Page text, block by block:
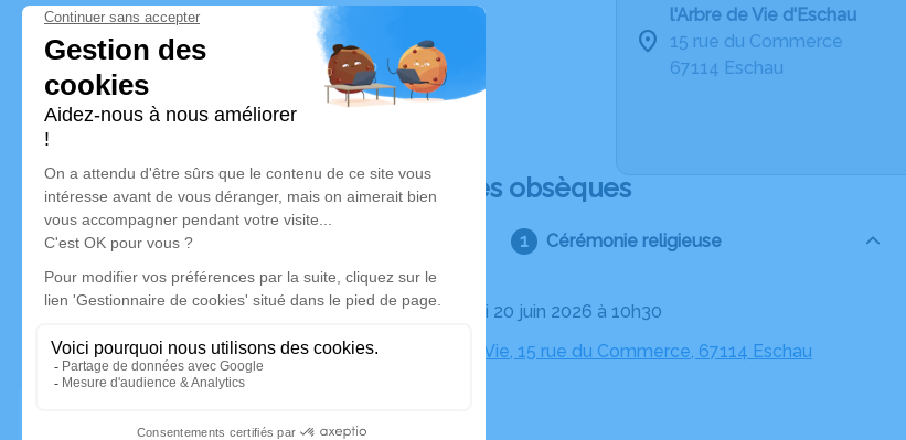
l'Arbre de Vie d'Eschau
15 rue du Commerce
67114 Eschau
Déroulé des obsèques
Cérémonie religieuse
Le samedi 20 juin 2026 à 10h30
l'Arbre de Vie, 15 rue du Commerce, 67114 Eschau